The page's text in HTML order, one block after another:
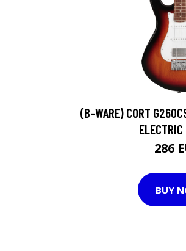
(B-WARE) CORT
ELECTRIC
286
BUY